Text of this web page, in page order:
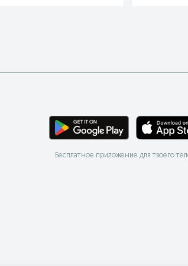
Бесплатное приложение для твоего